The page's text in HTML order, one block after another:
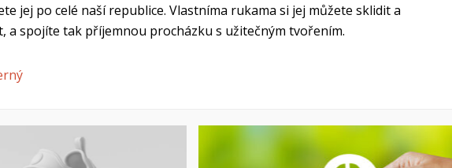
jej po celé naší republice. Vlastníma rukama si jej můžete sklidit a
a spojíte tak příjemnou procházku s užitečným tvořením.